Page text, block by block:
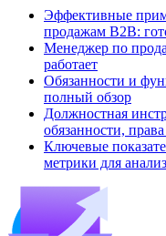
Эффективные
продажам B2B:
Менеджер по
работает
Обязанности и
полный обзор
Должностная
обязанности,
Ключевые
метрики для